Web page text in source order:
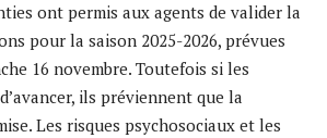
ont permis aux agents de valider la
pour la saison 2025-2026, prévues
16 novembre. Toutefois si les
ils préviennent que la
Les risques psychosociaux et les